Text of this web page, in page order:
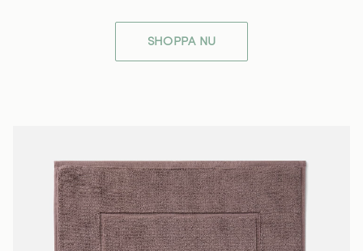
SHOPPA NU